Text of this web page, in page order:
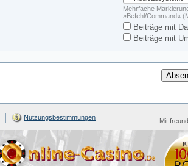
Mehrfache
»Befehl/Command«
Beiträge mit
Beiträge mit
Nutzungsbestimmungen
Mit